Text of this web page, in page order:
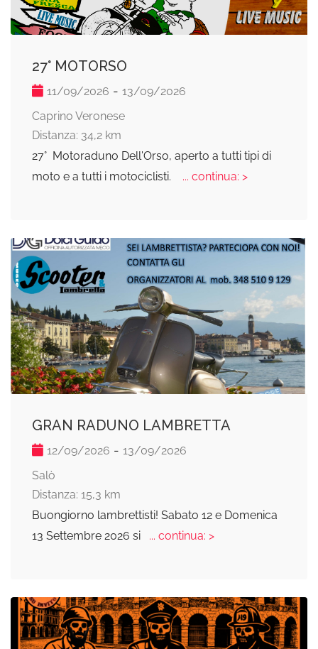
27° MOTORSO
11/09/2026 - 13/09/2026
Caprino Veronese
Distanza: 34,2 km
27° Motoraduno Dell'Orso, aperto a tutti tipi di
moto e a tutti i motociclisti.
... continua: >
GRAN RADUNO LAMBRETTA
12/09/2026 - 13/09/2026
Salò
Distanza: 15,3 km
Buongiorno lambrettisti! Sabato 12 e Domenica
13 Settembre 2026 si
... continua: >